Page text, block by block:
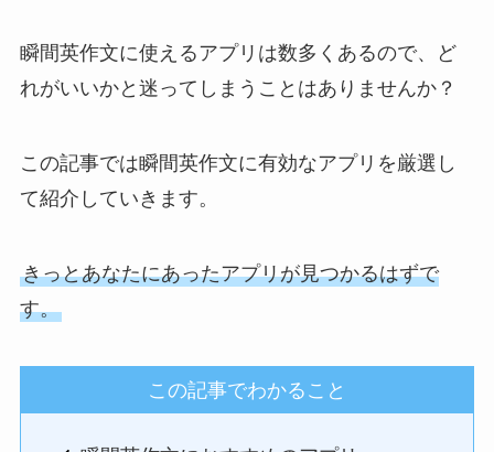
瞬間英作文に使えるアプリは数多くあるので、ど
れがいいかと迷ってしまうことはありませんか？
この記事では瞬間英作文に有効なアプリを厳選し
て紹介していきます。
きっとあなたにあったアプリが見つかるはずで
す。
この記事でわかること